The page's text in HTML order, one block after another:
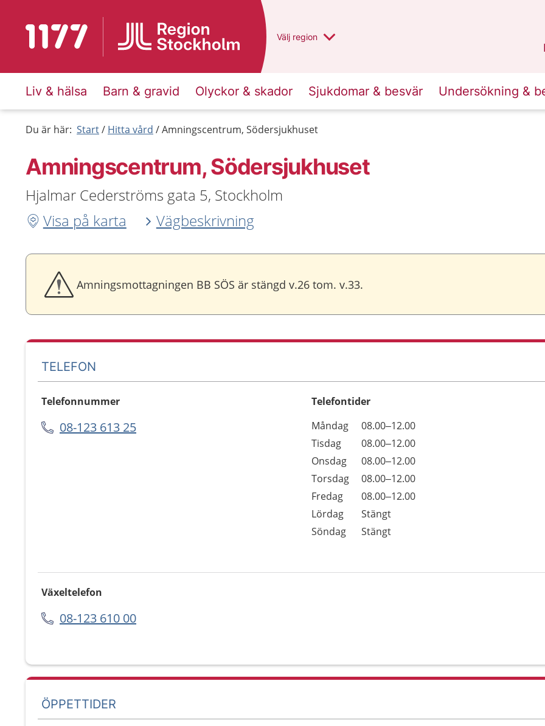
Till startsidan för 1177 Du har valt region
Välj en annan
region
Liv & hälsa Barn & gravid Olyckor & skador Sjukdomar & besvär Undersökning &
Du är här: Start Hitta vård Amningscentrum, Södersjukhuset
Amningscentrum, Södersjukhuset
Hjalmar Cederströms gata 5, Stockholm
Visa på karta
Vägbeskrivning
Amningsmottagningen BB SÖS är stängd v.26 tom. v.33.
TELEFON
Telefonnummer
08-123 613 25
Telefontider
Dag
Öppettider
Kommentarer
Måndag
08.00–12.00
Tisdag
08.00–12.00
Onsdag
08.00–12.00
Torsdag
08.00–12.00
Fredag
08.00–12.00
Lördag
Stängt
Söndag
Stängt
Växeltelefon
08-123 610 00
ÖPPETTIDER